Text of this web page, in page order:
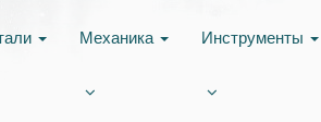
Механика Инструменты